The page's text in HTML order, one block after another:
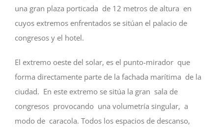
una gran plaza porticada de 12 metros de altura en
cuyos extremos enfrentados se sitúan el palacio de
congresos y el hotel.
El extremo oeste del solar, es el punto-mirador que
forma directamente parte de la fachada marítima de la
ciudad. En este extremo se sitúa la gran sala de
congresos provocando una volumetría singular, a
modo de caracola. Todos los espacios de descanso,